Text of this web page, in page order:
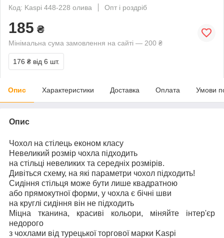
Код: Kaspi 448-228 олива
Опт і роздріб
185 ₴
Мінімальна сума замовлення на сайті — 200 ₴
176 ₴ від 6 шт.
Опис Характеристики Доставка Оплата Умови
Опис
Чохол на стілець економ класу
Невеликий розмір чохла підходить
на стільці невеликих та середніх розмірів.
Дивіться схему, на які параметри чохол підходить!
Сидіння стільця може бути лише квадратною
або прямокутної форми, у чохла є бічні шви
на круглі сидіння він не підходить
Міцна тканина, красиві кольори, міняйте інтер'єр
недорого
з чохлами від турецької торгової марки Kaspi